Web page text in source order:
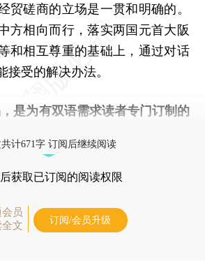
磋商的立场是一贯和明确的。
方相向而行，落实两国元首大阪
和相互尊重的基础上，通过对话
接受的解决办法。
是为有双语需求读者专门订制的
计671字 订阅后继续阅读
后获取已订阅的阅读权限
员
文
订阅/会员升级